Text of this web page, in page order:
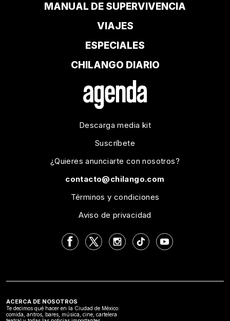
MANUAL DE SUPERVIVENCIA
VIAJES
ESPECIALES
CHILANGO DIARIO
Descarga media kit
Suscríbete
¿Quieres anunciarte con nosotros?
contacto@chilango.com
Términos y condiciones
Aviso de privacidad
ACERCA DE NOSOTROS
Te decimos qué hacer en la Ciudad de México:
comida, antros, bares, música, cine, cartelera